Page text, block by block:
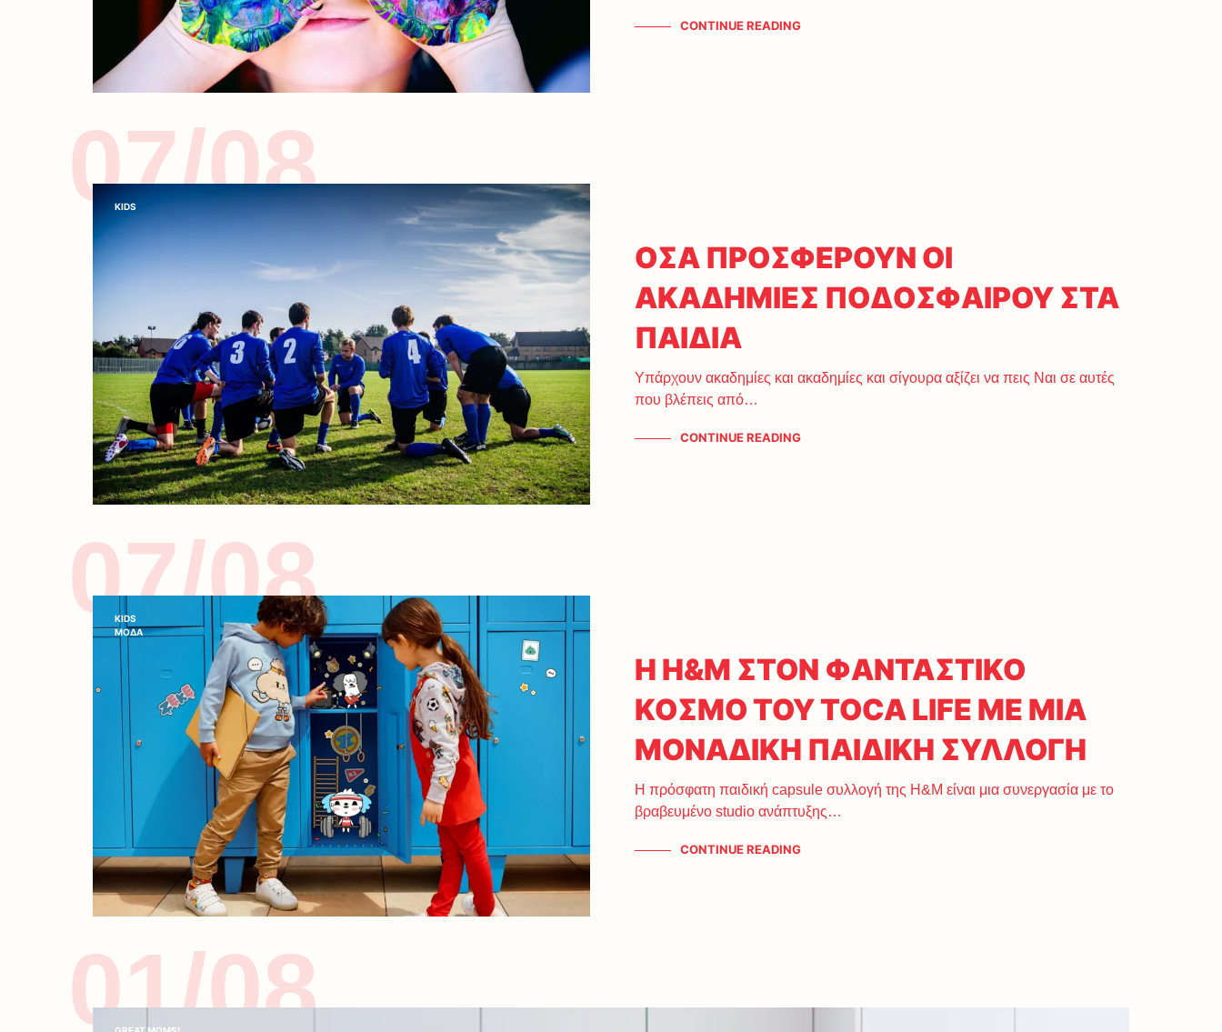
CONTINUE READING
07/08
KIDS
ΟΣΑ ΠΡΟΣΦΕΡΟΥΝ ΟΙ
ΑΚΑΔΗΜΙΕΣ ΠΟΔΟΣΦΑΙΡΟΥ ΣΤΑ
ΠΑΙΔΙΑ
Υπάρχουν ακαδημίες και ακαδημίες και σίγουρα αξίζει να πεις Ναι σε αυτές
που βλέπεις από…
CONTINUE READING
07/08
KIDS
ΜΟΔΑ
H H&M ΣΤΟΝ ΦΑΝΤΑΣΤΙΚΟ
ΚΟΣΜΟ ΤΟΥ TOCA LIFE ΜΕ ΜΙΑ
ΜΟΝΑΔΙΚΗ ΠΑΙΔΙΚΗ ΣΥΛΛΟΓΗ
Η πρόσφατη παιδική capsule συλλογή της Η&Μ είναι μια συνεργασία με το
βραβευμένο studio ανάπτυξης…
CONTINUE READING
01/08